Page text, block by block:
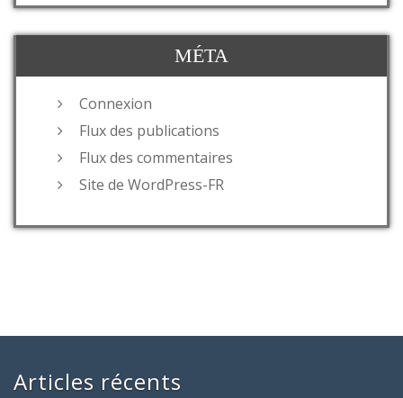
MÉTA
Connexion
Flux des publications
Flux des commentaires
Site de WordPress-FR
Articles récents